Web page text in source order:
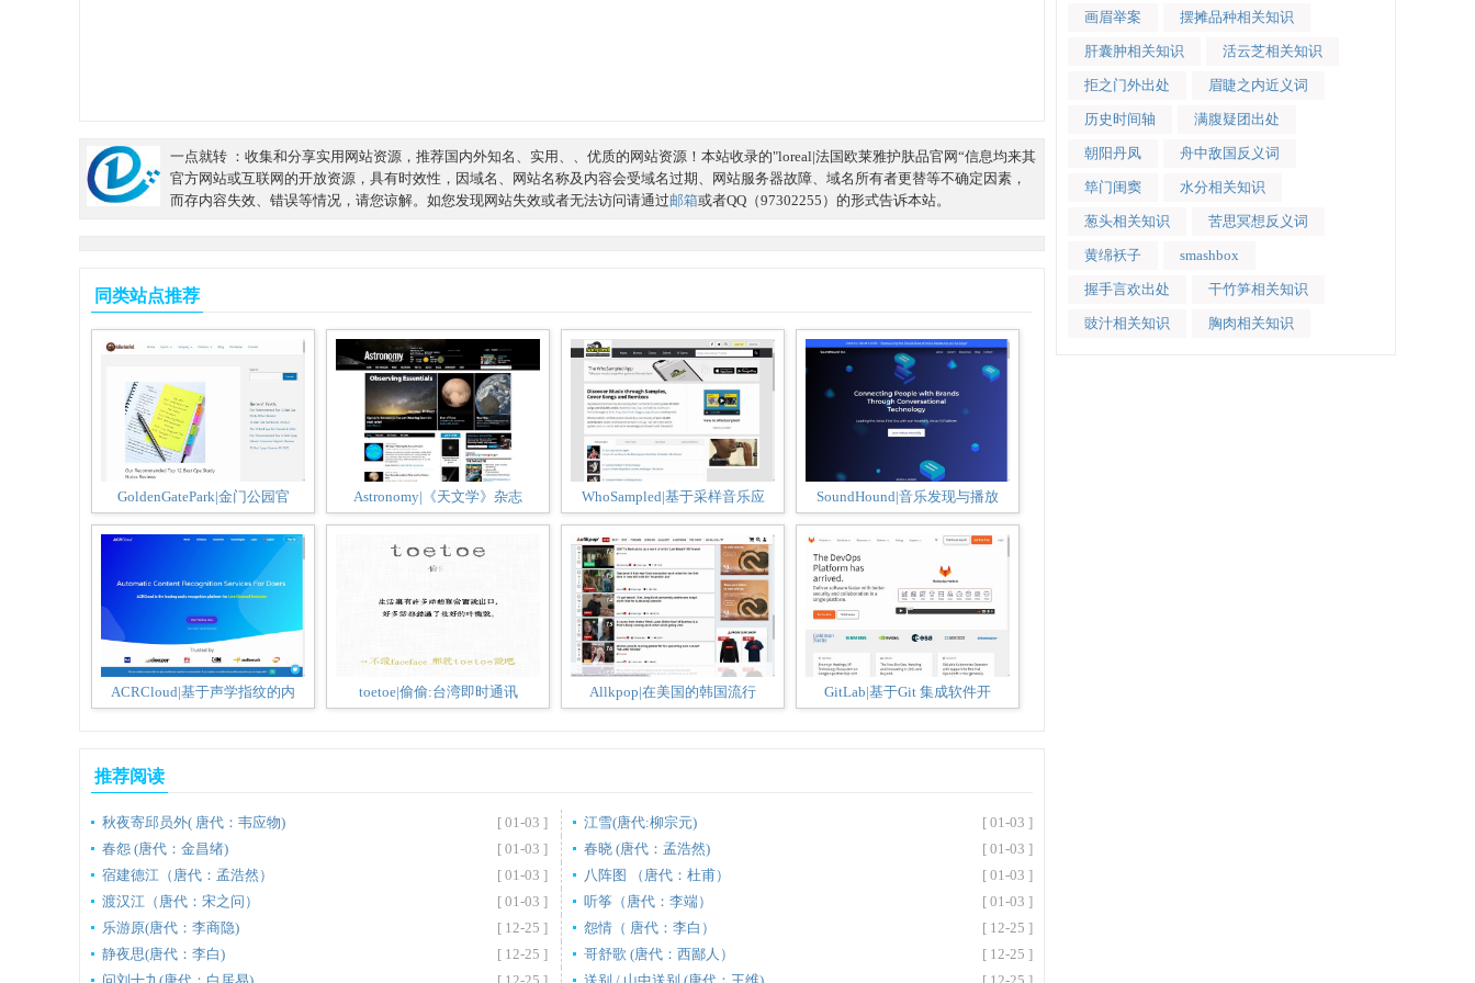
一点就转 ：收集和分享实用网站资源，推荐国内外知名、实用、、优质的网站资源！本站收录的"loreal|法国欧莱雅护肤品官网“信息均来其
官方网站或互联网的开放资源，具有时效性，因域名、网站名称及内容会受域名过期、网站服务器故障、域名所有者更替等不确定因素，
而存内容失效、错误等情况，请您谅解。如您发现网站失效或者无法访问请通过邮箱或者QQ（97302255）的形式告诉本站。
同类站点推荐
GoldenGatePark|金门公园官 Astronomy|《天文学》杂志 WhoSampled|基于采样音乐应 SoundHound|音乐发现与播放
ACRCloud|基于声学指纹的内 toetoe|偷偷:台湾即时通讯 Allkpop|在美国的韩国流行 GitLab|基于Git 集成软件开
推荐阅读
秋夜寄邱员外( 唐代：韦应物) [ 01-03 ] 江雪(唐代:柳宗元)
[ 01-03 ]
春怨 (唐代：金昌绪)
[ 01-03 ] 春晓 (唐代：孟浩然)
[ 01-03 ]
宿建德江（唐代：孟浩然）
[ 01-03 ] 八阵图 （唐代：杜甫）
[ 01-03 ]
渡汉江（唐代：宋之问）
[ 01-03 ] 听筝（唐代：李端）
[ 01-03 ]
乐游原(唐代：李商隐)
[ 12-25 ] 怨情（ 唐代：李白）
[ 12-25 ]
静夜思(唐代：李白)
[ 12-25 ] 哥舒歌 (唐代：西鄙人）
[ 12-25 ]
画眉举案 摆摊品种相关知识
肝囊肿相关知识 活云芝相关知识
拒之门外出处 眉睫之内近义词
历史时间轴 满腹疑团出处
朝阳丹凤 舟中敌国反义词
筚门闺窦 水分相关知识
葱头相关知识 苦思冥想反义词
黄绵袄子 smashbox
握手言欢出处 干竹笋相关知识
豉汁相关知识 胸肉相关知识